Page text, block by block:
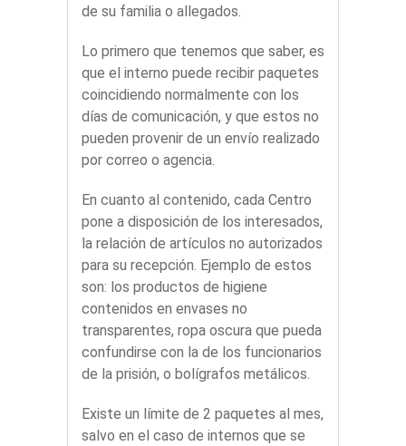
de su familia o allegados.
Lo primero que tenemos que saber, es
que el interno puede recibir paquetes
coincidiendo normalmente con los
días de comunicación, y que estos no
pueden provenir de un envío realizado
por correo o agencia.
En cuanto al contenido, cada Centro
pone a disposición de los interesados,
la relación de artículos no autorizados
para su recepción. Ejemplo de estos
son: los productos de higiene
contenidos en envases no
transparentes, ropa oscura que pueda
confundirse con la de los funcionarios
de la prisión, o bolígrafos metálicos.
Existe un límite de 2 paquetes al mes,
salvo en el caso de internos que se